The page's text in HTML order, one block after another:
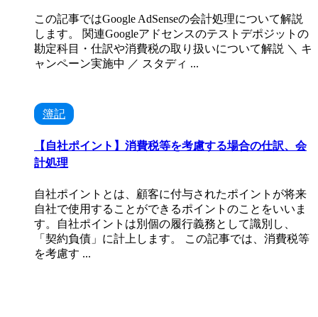
この記事ではGoogle AdSenseの会計処理について解説
します。 関連Googleアドセンスのテストデポジットの
勘定科目・仕訳や消費税の取り扱いについて解説 ＼ キ
ャンペーン実施中 ／ スタディ ...
簿記
【自社ポイント】消費税等を考慮する場合の仕訳、会
計処理
自社ポイントとは、顧客に付与されたポイントが将来
自社で使用することができるポイントのことをいいま
す。自社ポイントは別個の履行義務として識別し、
「契約負債」に計上します。 この記事では、消費税等
を考慮す ...